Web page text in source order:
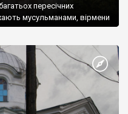
пересічних
мусульманами, вірмени